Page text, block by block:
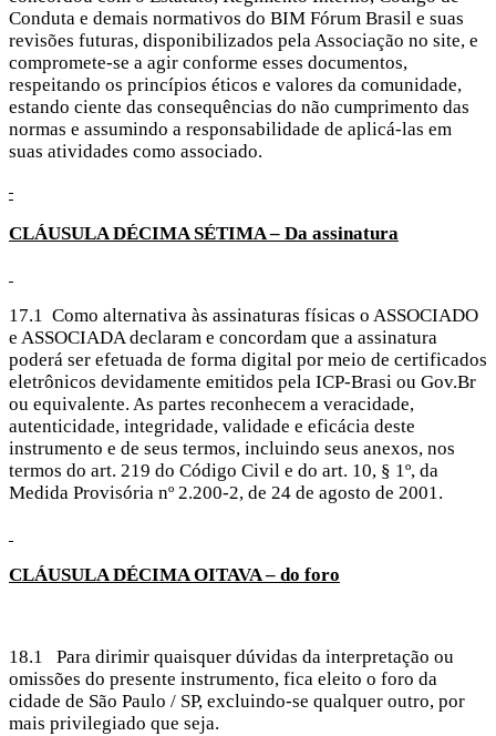
Conduta e demais normativos do BIM Fórum Brasil e suas
revisões futuras, disponibilizados pela Associação no site, e
compromete-se a agir conforme esses documentos,
respeitando os princípios éticos e valores da comunidade,
estando ciente das consequências do não cumprimento das
normas e assumindo a responsabilidade de aplicá-las em
suas atividades como associado.
CLÁUSULADÉCIMA SÉTIMA – Da assinatura
17.1 Como alternativa às assinaturas físicas o ASSOCIADO
e ASSOCIADA declaram e concordam que a assinatura
poderá ser efetuada de forma digital por meio de certificados
eletrônicos devidamente emitidos pela ICP-Brasi ou Gov.Br
ou equivalente. As partes reconhecem a veracidade,
autenticidade, integridade, validade e eficácia deste
instrumento e de seus termos, incluindo seus anexos, nos
termos do art. 219 do Código Civil e do art. 10, § 1º, da
Medida Provisória nº 2.200-2, de 24 de agosto de 2001.
CLÁUSULADÉCIMA OITAVA – do foro
18.1 Para dirimir quaisquer dúvidas da interpretação ou
omissões do presente instrumento, fica eleito o foro da
cidade de São Paulo / SP, excluindo-se qualquer outro, por
mais privilegiado que seja.